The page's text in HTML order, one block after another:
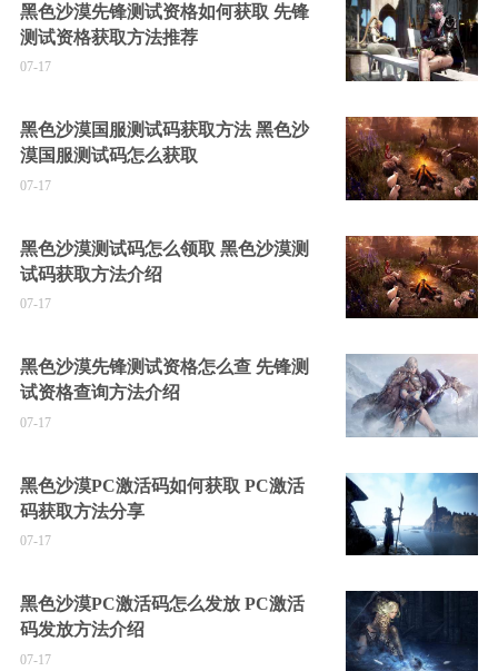
黑色沙漠先锋测试资格如何获取 先锋
测试资格获取方法推荐
07-17
黑色沙漠国服测试码获取方法 黑色沙
漠国服测试码怎么获取
07-17
黑色沙漠测试码怎么领取 黑色沙漠测
试码获取方法介绍
07-17
黑色沙漠先锋测试资格怎么查 先锋测
试资格查询方法介绍
07-17
黑色沙漠PC激活码如何获取 PC激活
码获取方法分享
07-17
黑色沙漠PC激活码怎么发放 PC激活
码发放方法介绍
07-17